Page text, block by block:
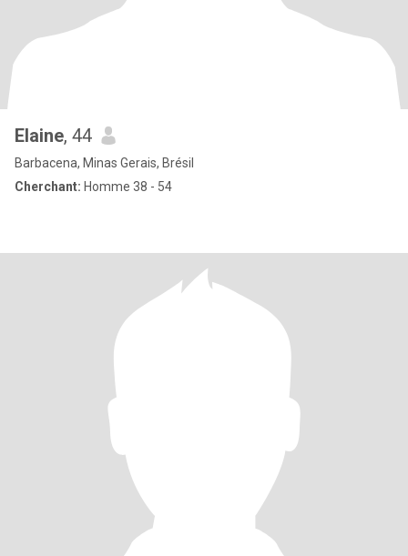
Elaine, 44
Barbacena, Minas Gerais, Brésil
Cherchant: Homme 38 - 54